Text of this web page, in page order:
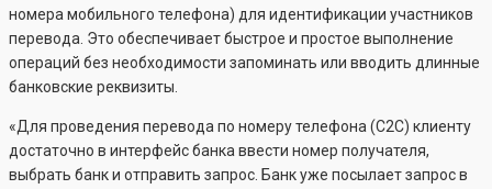
номера мобильного телефона) для идентификации участников
перевода. Это обеспечивает быстрое и простое выполнение
операций без необходимости запоминать или вводить длинные
банковские реквизиты.
«Для проведения перевода по номеру телефона (С2С) клиенту
достаточно в интерфейс банка ввести номер получателя,
выбрать банк и отправить запрос. Банк уже посылает запрос в